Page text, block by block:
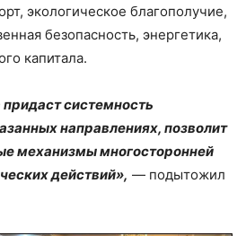
экологическое благополучие,
безопасность, энергетика,
капитала.
системность
направлениях, позволит
механизмы многосторонней
действий», — подытожил